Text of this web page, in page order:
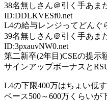
38名無しさん＠引く手あま
ID:DDLKVESf0.net
L4の給与レンジってどんぐ
39名無しさん＠引く手あま
ID:3pxauvNW0.net
第二新卒(2年目)CSEの提示
サインアップボーナスと
L4の下限400万はちょい低
ベース500～600万くらいが